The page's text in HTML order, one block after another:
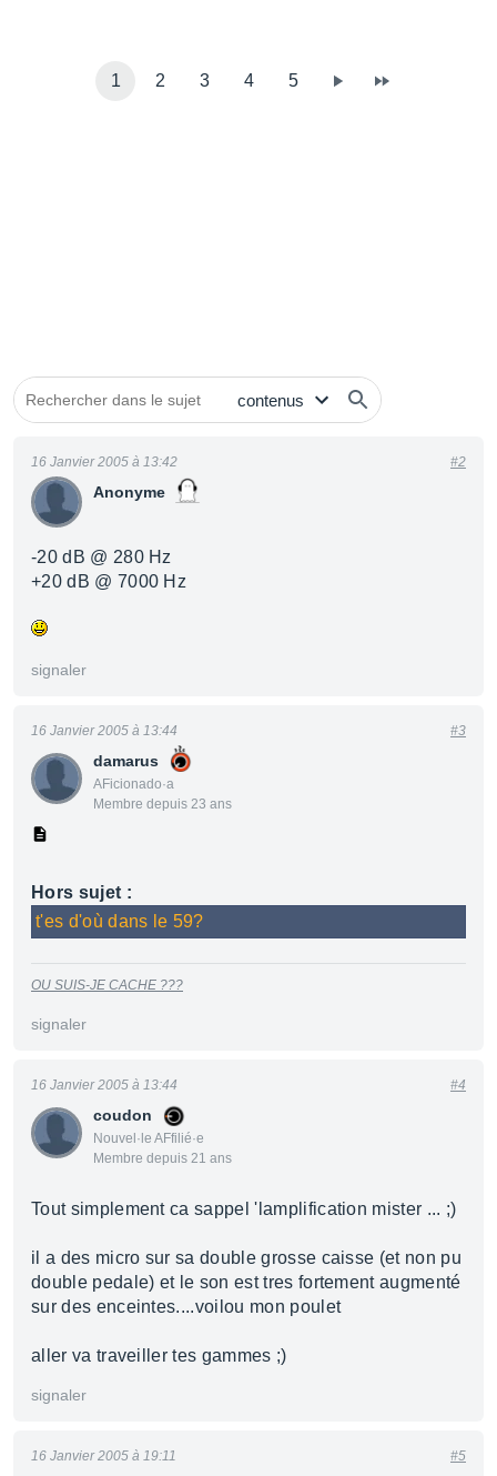
1 2 3 4 5
Anonyme
16 Janvier 2005 à 13:42 #2
-20 dB @ 280 Hz
+20 dB @ 7000 Hz
signaler
damarus
AFicionado·a
Membre depuis 23 ans
16 Janvier 2005 à 13:44 #3
Hors sujet :
t'es d'où dans le 59?
OU SUIS-JE CACHE ???
signaler
coudon
Nouvel·le AFfilié·e
Membre depuis 21 ans
16 Janvier 2005 à 13:44 #4
Tout simplement ca sappel 'lamplification mister ... ;)
il a des micro sur sa double grosse caisse (et non pu
double pedale) et le son est tres fortement augmenté
sur des enceintes....voilou mon poulet
aller va traveiller tes gammes ;)
signaler
16 Janvier 2005 à 19:11 #5